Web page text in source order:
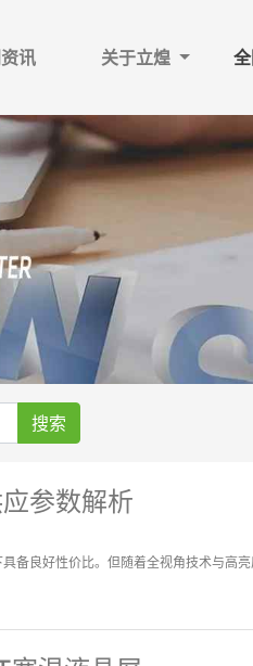
讯 关于立煌 全
搜索
参数解析
备良好性价比。但随着全视角技术与高